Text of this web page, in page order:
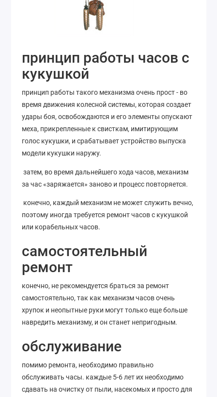
принцип работы часов с
кукушкой
принцип работы такого механизма очень прост - во
время движения колесной системы, которая создает
удары боя, освобождаются и его элементы опускают
меха, прикрепленные к свисткам, имитирующим
голос кукушки, и срабатывает устройство выпуска
модели кукушки наружу.
затем, во время дальнейшего хода часов, механизм
за час «заряжается» заново и процесс повторяется.
конечно, каждый механизм не может служить вечно,
поэтому иногда требуется ремонт часов с кукушкой
или корабельных часов.
самостоятельный
ремонт
конечно, не рекомендуется браться за ремонт
самостоятельно, так как механизм часов очень
хрупок и неопытные руки могут только еще больше
навредить механизму, и он станет непригодным.
обслуживание
помимо ремонта, необходимо правильно
обслуживать часы. каждые 5-6 лет их необходимо
сдавать на очистку от пыли, насекомых и просто для